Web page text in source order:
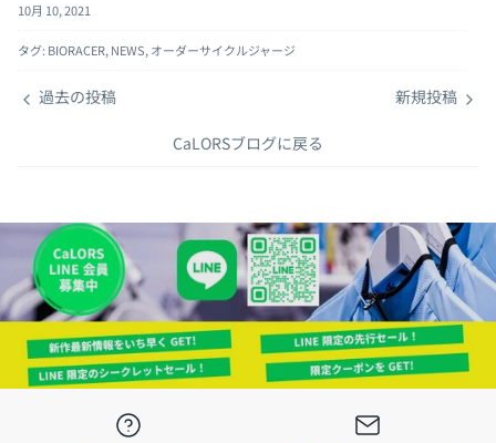
め
10月 10, 2021
タグ: BIORACER NEWS オーダーサイクルジャージ
過去の投稿
CaLORSブログに戻る
新規投稿